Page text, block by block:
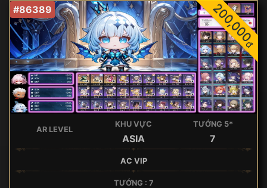
#86389 200,000
đ
AR LEVEL
KHU VỰC
ASIA
TƯỚNG 5*
7
AC VIP
TƯỚNG : 7